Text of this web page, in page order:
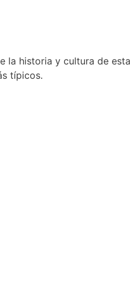
la historia y cultura de
típicos.